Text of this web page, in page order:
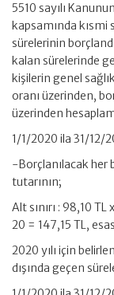
5510 sayılı
kapsamında kısmi
sürelerinin
kalan sürelerinde
kişilerin genel
oranı üzerinden,
üzerinden
1/1/2020 ila 31/12/
-Borçlanılacak her
tutarının;
Alt sınırı : 98,10
20 = 147,15 TL,
2020 yılı için
dışında geçen